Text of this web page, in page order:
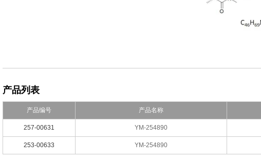
产品列表
产品编号 产品名称
257-00631 YM-254890
253-00633 YM-254890